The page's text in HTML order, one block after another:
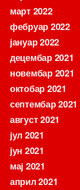
март 2022
фебруар 2022
јануар 2022
децембар 2021
новембар 2021
октобар 2021
септембар 2021
август 2021
јул 2021
јун 2021
мај 2021
април 2021